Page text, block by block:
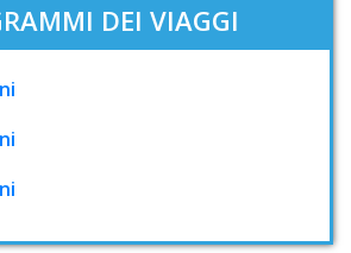
DEI VIAGGI